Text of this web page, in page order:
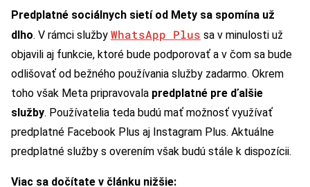
Predplatné sociálnych sietí od Mety sa spomína už
dlho. V rámci služby WhatsApp Plus sa v minulosti už
objavili aj funkcie, ktoré bude podporovať a v čom sa bude
odlišovať od bežného používania služby zadarmo. Okrem
toho však Meta pripravovala predplatné pre ďalšie
služby. Používatelia teda budú mať možnosť využívať
predplatné Facebook Plus aj Instagram Plus. Aktuálne
predplatné služby s overením však budú stále k dispozícii.
Viac sa dočítate v článku nižšie: